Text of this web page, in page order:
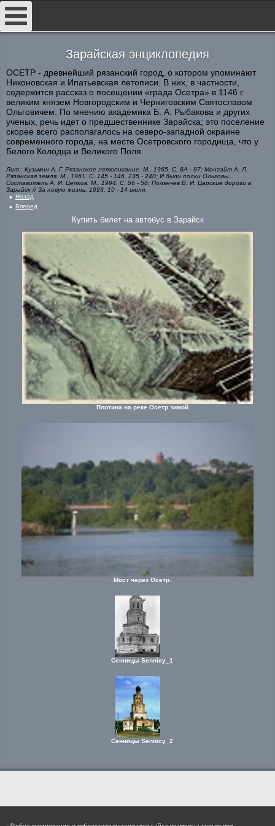
Зарайская энциклопедия
ОСЕТР - древнейший рязанский город, о котором упоминают
Никоновская и Ипатьевская летописи. В них, в частности,
содержится рассказ о посещении «града Осетра» в 1146 г.
великим князем Новгородским и Черниговским Святославом
Ольговичем. По мнению академика Б. А. Рыбакова и других
ученых, речь идет о предшественнике Зарайска; это поселение
скорее всего располагалось на северо-западной окраине
современного города, на месте Осетровского городища, что у
Белого Колодца и Великого Поля.
Лит.: Кузьмин А. Г. Рязанское летописание. М., 1965. С. 8А - 87; Монгайт А. Л.
Рязанская земля. М., 1961. С. 145 - 146, 235 - 240; И были полки Ольговы...
Составитель А. И. Цепков. М., 1994. С. 56 - 58; Полянчев В. И. Царские дороги в
Зарайск // За новую жизнь, 1993. 10 - 14 июля.
Назад
Вперед
Купить билет на автобус в Зарайск
Плотина на реке Осетр зимой
Мост через Осетр.
Сенницы Sennicy_1
Сенницы Sennicy_2